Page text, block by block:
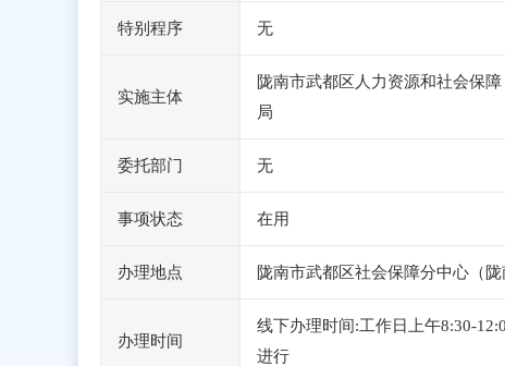
特别程序 无
实施主体
陇南市武都区人力资源和社会保障
局
委托部门 无
事项状态 在用
办理地点 陇南市武都区社会保障分中心（
办理时间
线下办理时间:工作日上午8:30-
进行